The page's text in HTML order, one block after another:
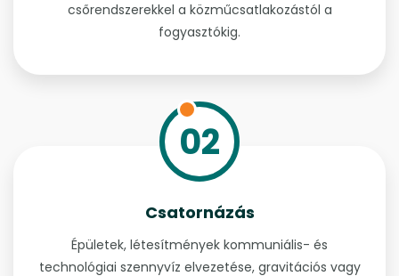
csőrendszerekkel a közműcsatlakozástól a
fogyasztókig.
02
Csatornázás
Épületek, létesítmények kommuniális- és
technológiai szennyvíz elvezetése, gravitációs vagy